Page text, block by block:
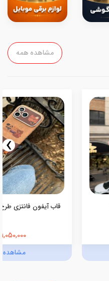
مشاهده همه
قاب آیفون فانتزی
1,050,000 تومان
مشاهده
›